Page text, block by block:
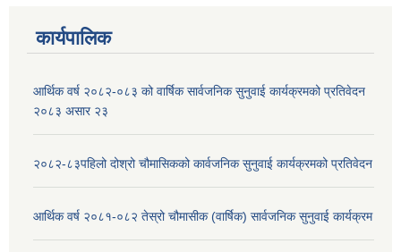
कार्यपालिक
आर्थिक वर्ष २०८२-०८३ को वार्षिक सार्वजनिक सुनुवाई कार्यक्रमको प्रतिवेदन
२०८३ असार २३
२०८२-८३पहिलो दोश्रो चौमासिकको कार्वजनिक सुनुवाई कार्यक्रमको प्रतिवेदन
आर्थिक वर्ष २०८१-०८२ तेस्रो चौमासीक (वार्षिक) सार्वजनिक सुनुवाई कार्यक्रम